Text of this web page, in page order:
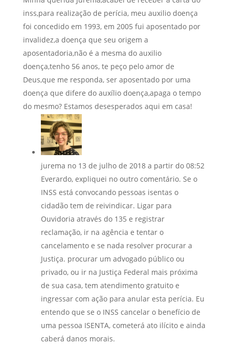
inss,para realização de perícia, meu auxilio doença
foi concedido em 1993, em 2005 fui aposentado por
invalidez,a doença que seu origem a
aposentadoria,não é a mesma do auxilio
doença,tenho 56 anos, te peço pelo amor de
Deus,que me responda, ser aposentado por uma
doença que difere do auxílio doença,apaga o tempo
do mesmo? Estamos desesperados aqui em casa!
jurema no 13 de julho de 2018 a partir do 08:52
Everardo, expliquei no outro comentário. Se o
INSS está convocando pessoas isentas o
cidadão tem de reivindicar. Ligar para
Ouvidoria através do 135 e registrar
reclamação, ir na agência e tentar o
cancelamento e se nada resolver procurar a
Justiça. procurar um advogado público ou
privado, ou ir na Justiça Federal mais próxima
de sua casa, tem atendimento gratuito e
ingressar com ação para anular esta perícia. Eu
entendo que se o INSS cancelar o benefício de
uma pessoa ISENTA, cometerá ato ilícito e ainda
caberá danos morais.